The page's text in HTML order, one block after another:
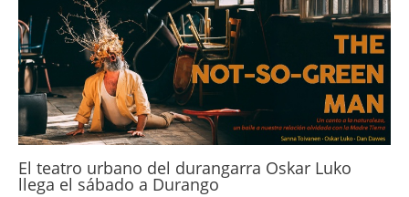
El teatro urbano del durangarra Oskar Luko
llega el sábado a Durango